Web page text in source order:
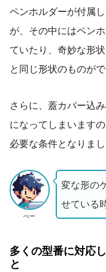
ペンホルダーが付属
が、その中にはペン
ていたり、奇妙な形
と同じ形状のものが
さらに、蓋カバー込
になってしまいます
必要な条件となりまし
ぺー
変な形の
せている
多くの型番に対応
と